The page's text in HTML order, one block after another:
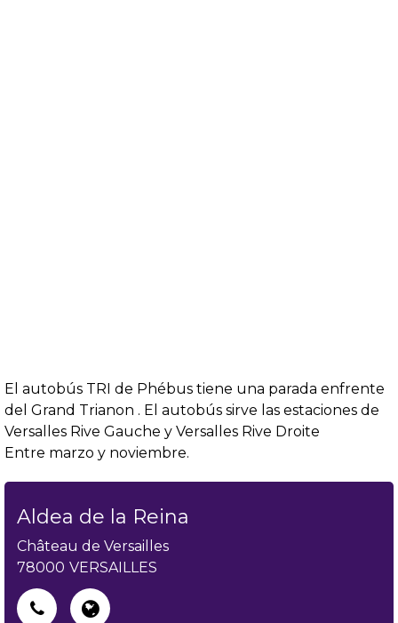
El autobús TRI de Phébus tiene una parada enfrente
del Grand Trianon . El autobús sirve las estaciones de
Versalles Rive Gauche y Versalles Rive Droite
Entre marzo y noviembre.
Aldea de la Reina
Château de Versailles
78000 VERSAILLES